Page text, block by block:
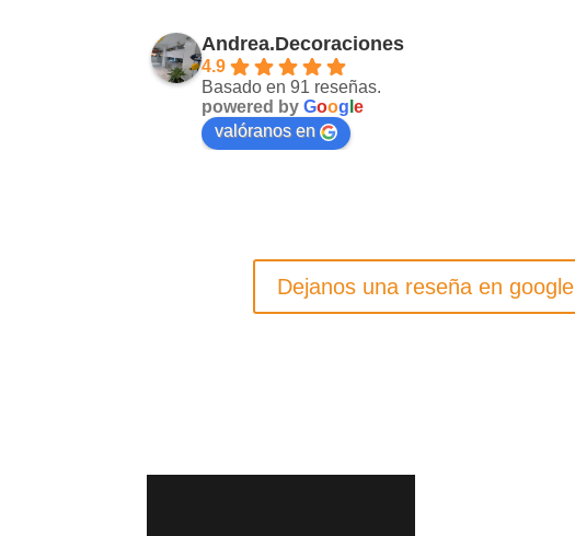
Andrea.Decoraciones
4.9
Basado en 91 reseñas.
powered byGoog le
valóranos en
Dejanos una reseña en google